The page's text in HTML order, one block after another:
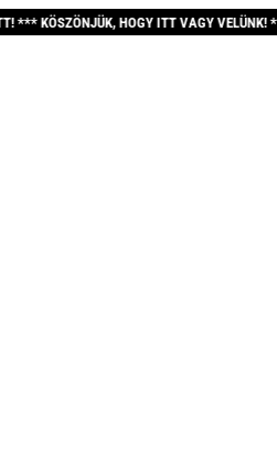
ITT VAGY VELÜNK! *** JÚLIS 31 ÉS